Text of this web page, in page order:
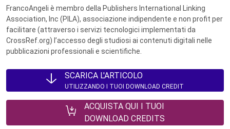
FrancoAngeli è membro della Publishers International Linking
Association, Inc (PILA), associazione indipendente e non profit per
facilitare (attraverso i servizi tecnologici implementati da
CrossRef.org) l’accesso degli studiosi ai contenuti digitali nelle
pubblicazioni professionali e scientifiche.
SCARICA L'ARTICOLO
UTILIZZANDO I TUOI DOWNLOAD CREDIT
ACQUISTA QUI I TUOI
DOWNLOAD CREDITS